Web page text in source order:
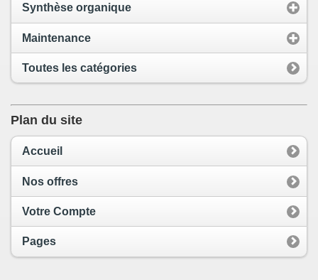
Synthèse organique
Maintenance
Toutes les catégories
Plan du site
Accueil
Nos offres
Votre Compte
Pages